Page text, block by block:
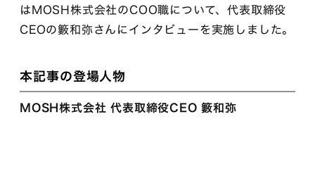
はMOSH株式会社のCOO職について、代表取締役
CEOの籔和弥さんにインタビューを実施しました。
本記事の登場人物
MOSH株式会社 代表取締役CEO 籔和弥